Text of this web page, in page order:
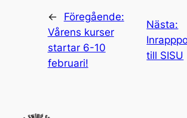
←
Föregående:
Vårens kurser
startar 6-10
februari!
Nästa:
till SISU